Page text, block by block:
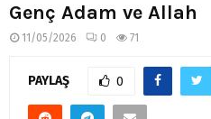
Genç Adam ve Allah
11/05/2026 0 71
PAYLAŞ 0